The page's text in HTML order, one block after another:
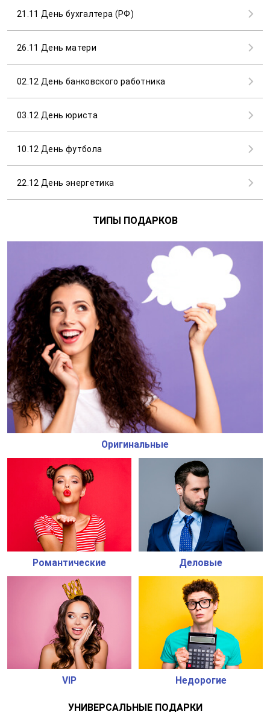
21.11 День бухгалтера (РФ)
26.11 День матери
02.12 День банковского работника
03.12 День юриста
10.12 День футбола
22.12 День энергетика
ТИПЫ ПОДАРКОВ
Оригинальные
Романтические Деловые
VIP Недорогие
УНИВЕРСАЛЬНЫЕ ПОДАРКИ